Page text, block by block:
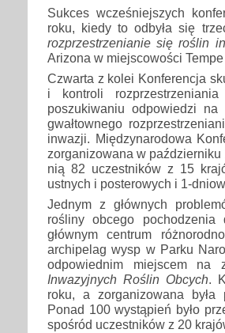
Sukces wcześniejszych
roku, kiedy to odbyła się
rozprzestrzenianie się roślin
Arizona w miejscowości
Czwarta z kolei Konferencja
i kontroli
poszukiwaniu odpowiedzi
gwałtownego
inwazji. Międzynarodowa
zorganizowana w październiku
nią 82 uczestników z 15
ustnych i posterowych i 1-
Jednym z głównych
rośliny obcego
głównym centrum
archipelag wysp w Parku
odpowiednim miejscem na
Inwazyjnych Roślin Obcych.
roku, a zorganizowana
Ponad 100 wystąpień było
spośród uczestników z 20